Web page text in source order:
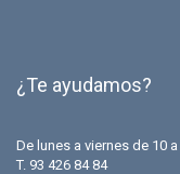
¿Te ayudamos?
De lunes a viernes de 10 a
T. 93 426 84 84